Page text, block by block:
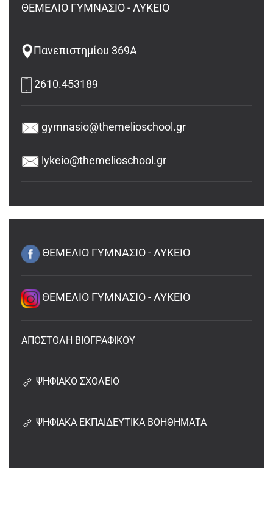
ΘΕΜΕΛΙΟ ΓΥΜΝΑΣΙΟ - ΛΥΚΕΙΟ
Πανεπιστημίου 369Α
2610.453189
gymnasio@themelioschool.gr
lykeio@themelioschool.gr
ΘΕΜΕΛΙΟ ΓΥΜΝΑΣΙΟ - ΛΥΚΕΙΟ
ΘΕΜΕΛΙΟ ΓΥΜΝΑΣΙΟ - ΛΥΚΕΙΟ
ΑΠΟΣΤΟΛΗ ΒΙΟΓΡΑΦΙΚΟΥ
ΨΗΦΙΑΚΟ ΣΧΟΛΕΙΟ
ΨΗΦΙΑΚΑ ΕΚΠΑΙΔΕΥΤΙΚΑ ΒΟΗΘΗΜΑΤΑ